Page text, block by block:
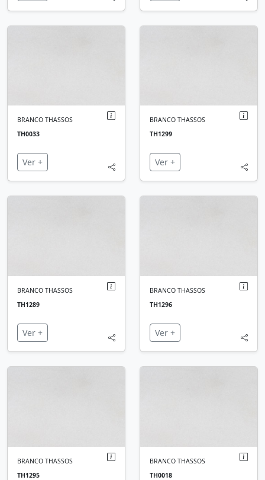
BRANCO THASSOS
TH0033
Ver +
BRANCO THASSOS
TH1299
Ver +
BRANCO THASSOS
TH1289
Ver +
BRANCO THASSOS
TH1296
Ver +
BRANCO THASSOS
TH1295
BRANCO THASSOS
TH0018